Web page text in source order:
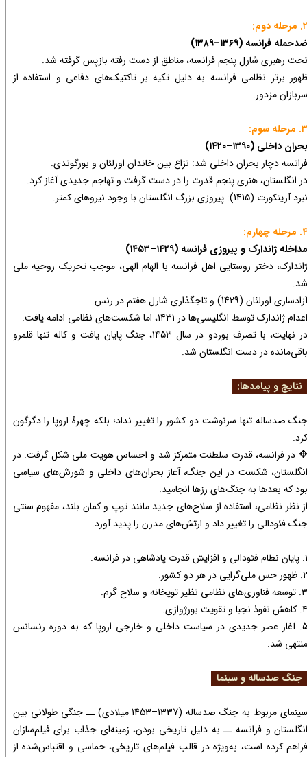
دوم:
فرانسه (۱۳۶۹–۱۳۸۹)
رهبری شارل پنجم فرانسه، مناطق از دست رفته بازپس گرفته شد.
برتر نظامی فرانسه به دلیل تکیه بر تاکتیک‌های دفاعی و استفاده از
مزدور.
سوم:
داخلی (۱۳۹۰–۱۴۲۰)
دچار بحران داخلی شد: نزاع بین خاندان اورلئان و بورگوندی.
انگلستان، هنری پنجم قدرت را در دست گرفت و تهاجم جدیدی آغاز کرد.
آزینکورت (1415): پیروزی بزرگ انگلستان با وجود نیروهای کمتر.
چهارم:
ژاندارک و پیروزی فرانسه (۱۴۲۹–۱۴۵۳)
دختر روستایی اهل فرانسه با الهام الهی، موجب تحریک روحیه ملی
اورلئان (1429) و تاجگذاری شارل هفتم در رنس.
ژاندارک توسط انگلیسی‌ها در ۱۴۳۱، اما شکست‌های نظامی ادامه یافت.
در نهایت، با تصرف بوردو در سال ۱۴۵۳، جنگ پایان یافت و کاله تنها قلمرو
در دست انگلستان شد.
و پیامدها:
صدساله تنها سرنوشت دو کشور را تغییر نداد؛ بلکه چهرهٔ اروپا را دگرگون
در فرانسه، قدرت سلطنت متمرکز شد و احساس هویت ملی شکل گرفت. در
شکست در این جنگ، آغاز بحران‌های داخلی و شورش‌های سیاسی
که بعدها به جنگ‌های رزها انجامید.
نظر نظامی، استفاده از سلاح‌های جدید مانند توپ و کمان بلند، مفهوم سنتی
فئودالی را تغییر داد و ارتش‌های مدرن را پدید آورد.​​​​​​​
قدرت پادشاهی در فرانسه.
در هر دو کشور.
توپخانه و سلاح گرم.
تقویت بورژوازی.
۵. آغاز عصر جدیدی در سیاست داخلی و خارجی اروپا که به دوره رنسانس
شد.
صدساله و سینما
سینمای مربوط به جنگ صدساله (1337–1453 میلادی) ــ جنگی طولانی بین
و فرانسه ــ به دلیل تاریخی بودن، زمینه‌ای جذاب برای فیلم‌سازان
کرده است، به‌ویژه در قالب فیلم‌های تاریخی، حماسی و اقتباس‌شده از